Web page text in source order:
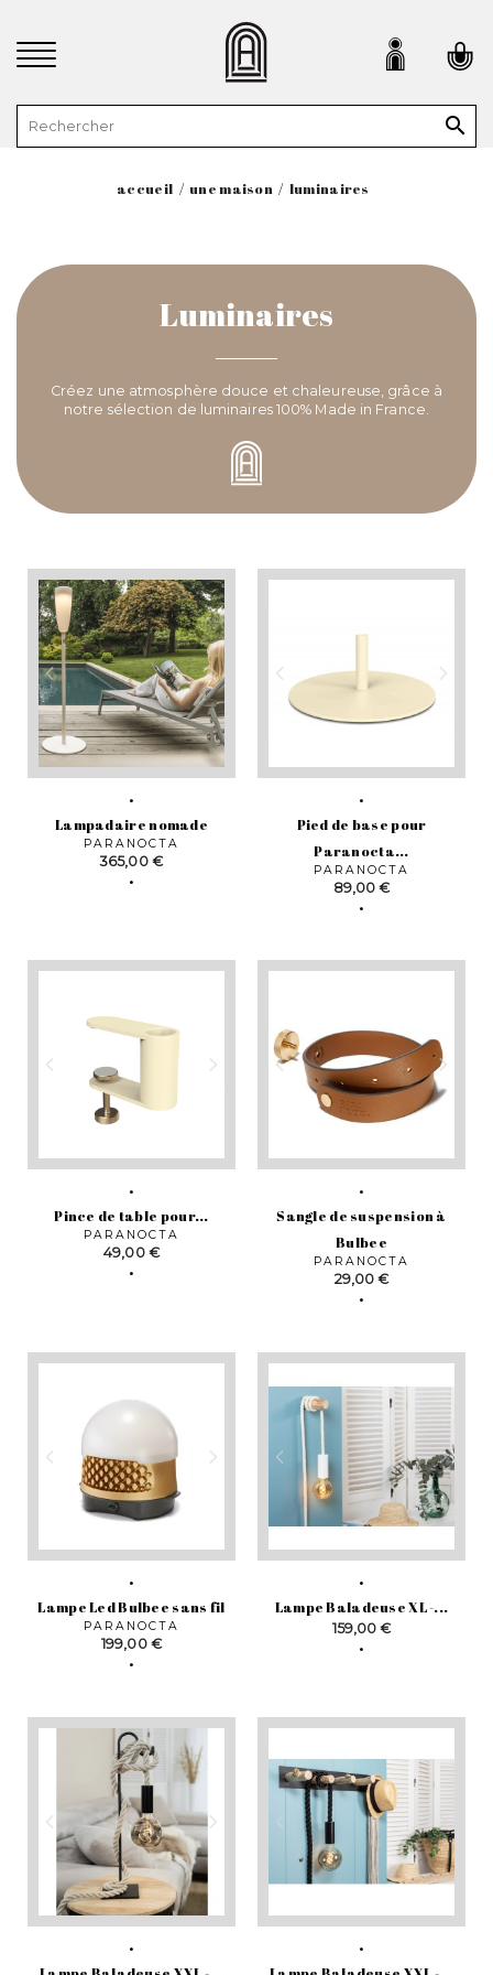

accueil une maison luminaires
Luminaires
Créez une atmosphère douce et chaleureuse, grâce à
notre sélection de luminaires 100% Made in France.
Lampadaire nomade
PARANOCTA
Prix
365,00 €
Pied de base pour
Paranocta...
PARANOCTA
Prix
89,00 €
Pince de table pour...
PARANOCTA
Prix
49,00 €
Sangle de suspension à
Bulbee
PARANOCTA
Prix
29,00 €
Lampe Led Bulbee sans fil
PARANOCTA
Prix
199,00 €
Lampe Baladeuse XL -...
Prix
159,00 €